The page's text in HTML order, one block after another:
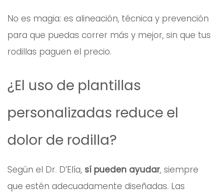
No es magia: es alineación, técnica y prevención
para que puedas correr más y mejor, sin que tus
rodillas paguen el precio.
¿El uso de plantillas
personalizadas reduce el
dolor de rodilla?
Según el Dr. D’Elía, sí pueden ayudar, siempre
que estén adecuadamente diseñadas. Las